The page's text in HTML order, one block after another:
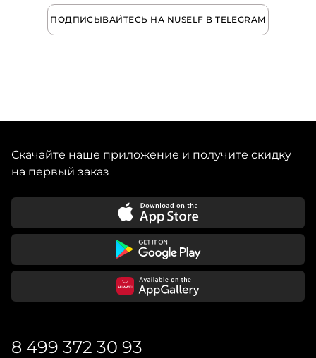
ПОДПИСЫВАЙТЕСЬ НА NUSELF В TELEGRAM
Скачайте наше приложение и получите скидку
на первый заказ
8 499 372 30 93